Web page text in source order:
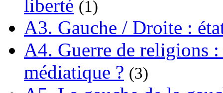
liberté (1)
A3. Gauche / Droite :
A4. Guerre de religions
médiatique ? (3)